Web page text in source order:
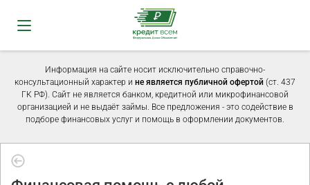
Информация на сайте носит исключительно справочно-
консультационный характер и не является публичной офертой (ст. 437
ГК РФ). Сайт не является банком, кредитной или микрофинансовой
организацией и не выдаёт займы. Все предложения - это содействие в
подборе финансовых услуг и помощь в оформлении документов.